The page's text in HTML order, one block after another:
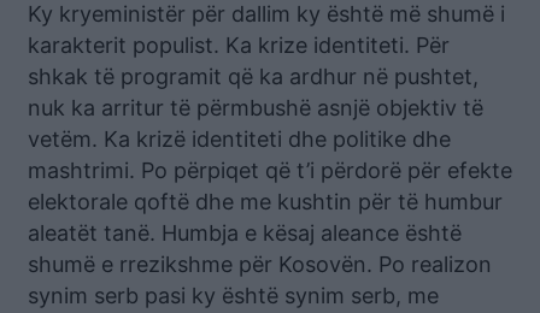
Ky kryeministër për dallim ky është më shumë i
karakterit populist. Ka krize identiteti. Për
shkak të programit që ka ardhur në pushtet,
nuk ka arritur të përmbushë asnjë objektiv të
vetëm. Ka krizë identiteti dhe politike dhe
mashtrimi. Po përpiqet që t’i përdorë për efekte
elektorale qoftë dhe me kushtin për të humbur
aleatët tanë. Humbja e kësaj aleance është
shumë e rrezikshme për Kosovën. Po realizon
synim serb pasi ky është synim serb, me